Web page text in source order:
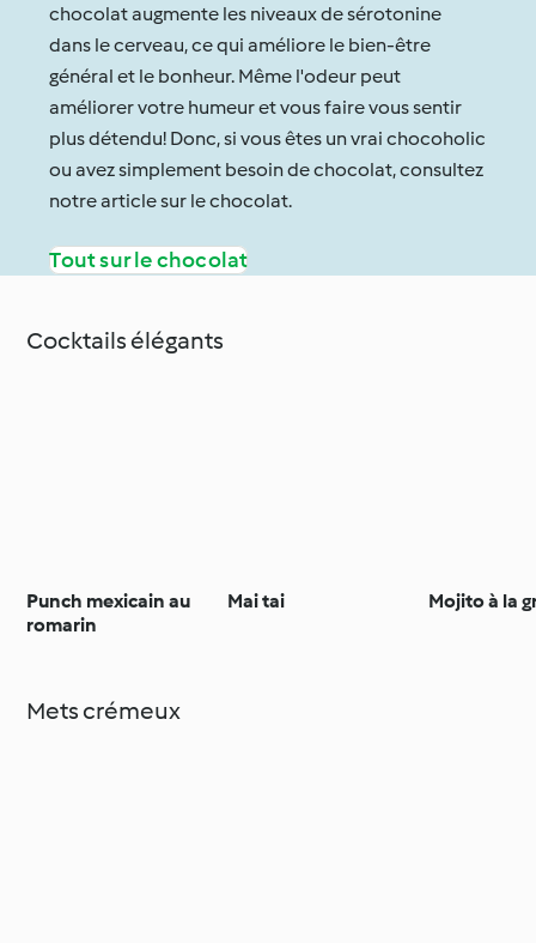
chocolat augmente les niveaux de sérotonine
dans le cerveau, ce qui améliore le bien-être
général et le bonheur. Même l'odeur peut
améliorer votre humeur et vous faire vous sentir
plus détendu! Donc, si vous êtes un vrai chocoholic
ou avez simplement besoin de chocolat, consultez
notre article sur le chocolat.
Tout sur le chocolat
Cocktails élégants
Punch mexicain au
romarin
Mai tai Mojito à la
Mets crémeux